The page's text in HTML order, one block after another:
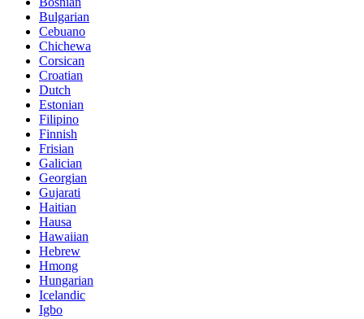
Bulgarian
Cebuano
Chichewa
Corsican
Croatian
Dutch
Estonian
Filipino
Finnish
Frisian
Galician
Georgian
Gujarati
Haitian
Hausa
Hawaiian
Hebrew
Hmong
Hungarian
Icelandic
Igbo